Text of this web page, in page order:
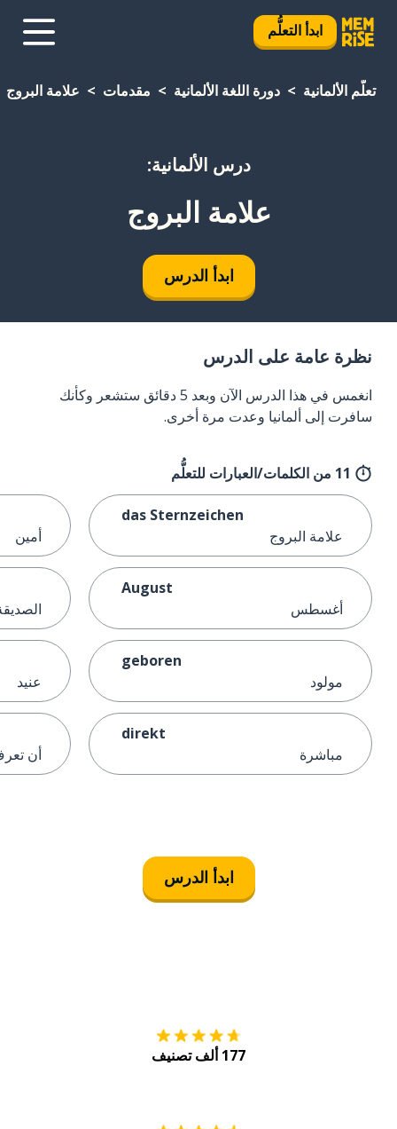
ابدأ التعلُّم
تعلَّم الألمانية دورة اللغة الألمانية مقدمات علامة البروج
درس الألمانية:
علامة البروج
ابدأ الدرس
نظرة عامة على الدرس
انغمس في هذا الدرس الآن وبعد 5 دقائق ستشعر وكأنك
سافرت إلى ألمانيا وعدت مرة أخرى.
11 من الكلمات/العبارات للتعلُّم
das Sternzeichen
علامة البروج
August
أغسطس
geboren
مولود
direkt
مباشرة
أمين
عنيد
أن
ابدأ الدرس
177 ألف تصنيف